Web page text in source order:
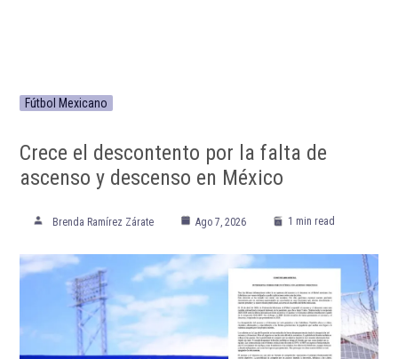
Fútbol Mexicano
Crece el descontento por la falta de
ascenso y descenso en México
Brenda Ramírez Zárate Ago 7, 2026 1 min read